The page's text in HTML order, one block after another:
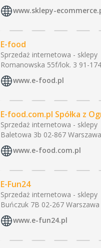
www.sklepy-
E-food
Sprzedaż internetowa - sklepy
Romanowska 55f/lok. 3 91-
www.e-food.pl
E-food.com.pl Spółka z
Sprzedaż internetowa - sklepy
Baletowa 3b 02-867 Warszawa
www.e-food.com.pl
E-Fun24
Sprzedaż internetowa - sklepy
Buńczuk 7B 02-267 Warszawa
www.e-fun24.pl